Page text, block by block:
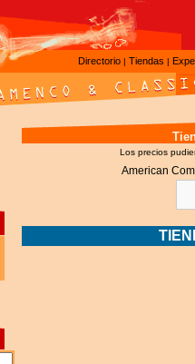
Directorio | Tiendas |
Los precios
American